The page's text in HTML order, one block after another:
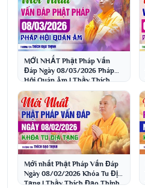
MỚI NHẤT Phật Pháp Vấn
Đáp Ngày 08/03/2026 Pháp
Hội Quán Âm | Thầy Thích
Đạo Thịnh
Mới nhất Phật Pháp Vấn Đáp
Ngày 08/02/2026 Khóa Tu Địa
Tạng | Thầy Thích Đạo Thịnh